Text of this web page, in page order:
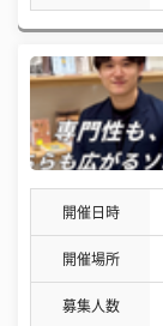
開催日時
開催場所
募集人数